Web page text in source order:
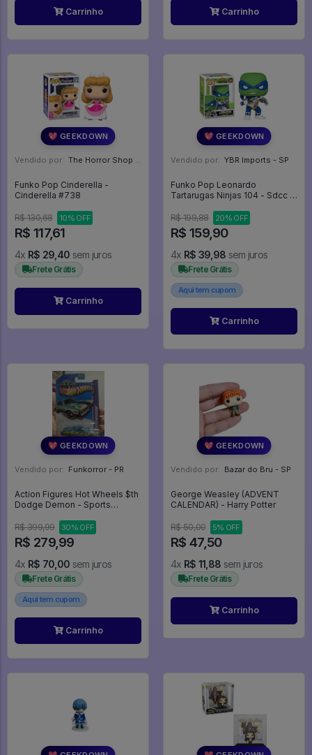
Carrinho Carrinho
💖 GEEKDOWN
Vendido por: The Horror Shop - Colecionáveis - MG
Funko Pop Cinderella -
Cinderella #738
R$ 130,68 10% OFF
R$ 117,61
4x R$ 29,40 sem juros
Frete Grátis
Carrinho
💖 GEEKDOWN
Vendido por: YBR Imports - SP
Funko Pop Leonardo
Tartarugas Ninjas 104 - Sdcc -
R$ 199,88
20% OFF
R$ 159,90
4x R$ 39,98 sem juros
Frete Grátis
Aqui tem cupom
Carrinho
💖 GEEKDOWN
Vendido por: Funkorror - PR
Action Figures Hot Wheels $th
Dodge Demon - Sports
R$ 399,99
30% OFF
R$ 279,99
4x R$ 70,00 sem juros
Frete Grátis
Aqui tem cupom
Carrinho
💖 GEEKDOWN
Vendido por: Bazar do Bru - SP
George Weasley (ADVENT
CALENDAR) - Harry Potter
R$ 50,00 5% OFF
R$ 47,50
4x R$ 11,88 sem juros
Frete Grátis
Carrinho